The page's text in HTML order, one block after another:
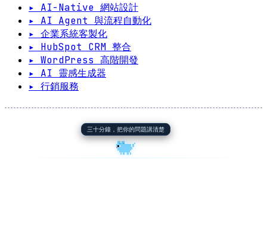
▸ AI-Native 網站設計
▸ AI Agent 與流程自動化
▸ 企業系統客製化
▸ HubSpot CRM 整合
▸ WordPress 高階開發
▸ AI 靈感生成器
▸ 行銷服務
三十分鐘，把你的問題講清楚